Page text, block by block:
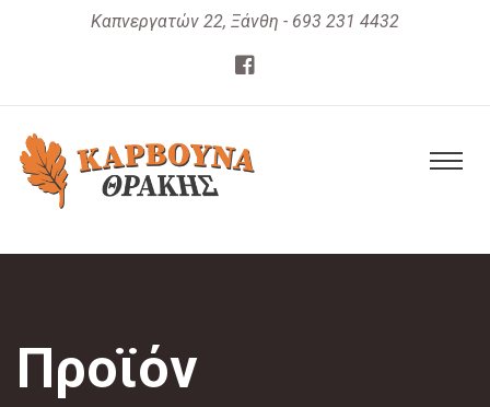
Καπνεργατών 22, Ξάνθη - 693 231 4432
Προϊόν